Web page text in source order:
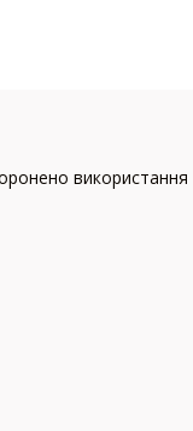
використання